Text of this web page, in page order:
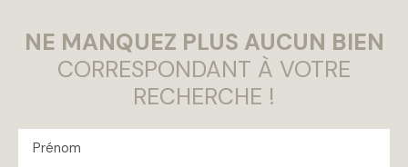
NE MANQUEZ PLUS AUCUN BIEN
CORRESPONDANT À VOTRE
RECHERCHE !
Prénom